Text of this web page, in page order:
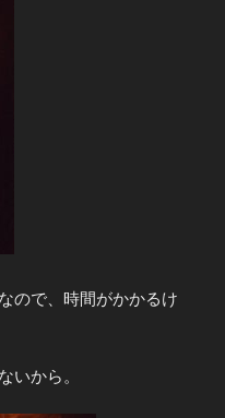
ので、時間がかかるけ
いから。